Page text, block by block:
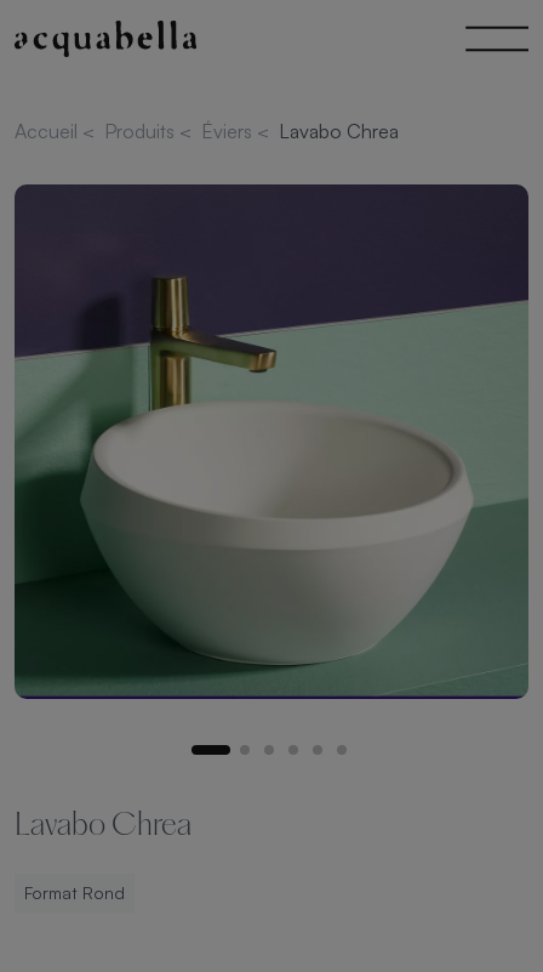
Accueil < Produits < Éviers < Lavabo Chrea
Lavabo Chrea
Format Rond